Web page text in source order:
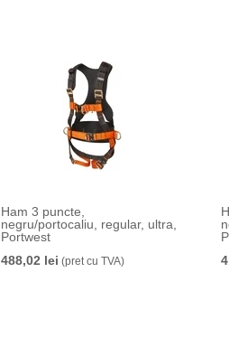
Ham 3 puncte,
negru/portocaliu, regular, ultra,
Portwest
488,02 lei (pret cu TVA)